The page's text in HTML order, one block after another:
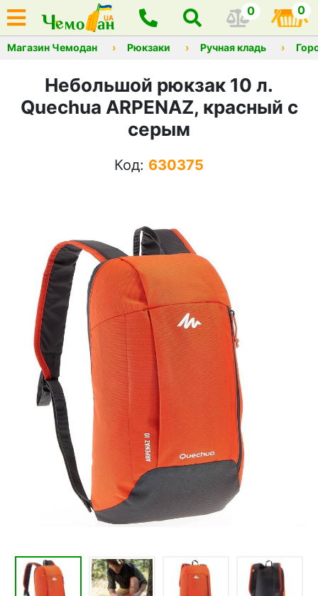
0 0
Магазин Чемодан Рюкзаки Ручная кладь
Небольшой рюкзак 10 л.
Quechua ARPENAZ, красный с
серым
Код: 630375